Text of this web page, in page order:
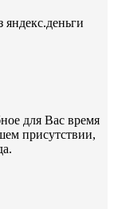
яндекс.деньги
для Вас время
присутствии,